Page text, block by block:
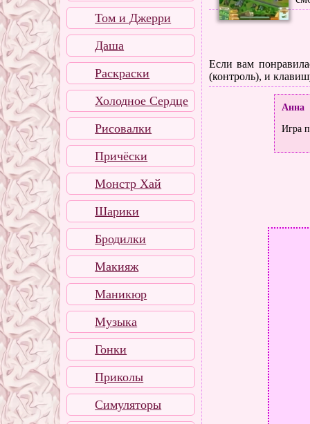
Том и Джерри
Даша
Раскраски
Холодное Сердце
Рисовалки
Причёски
Монстр Хай
Шарики
Бродилки
Макияж
Маникюр
Музыка
Гонки
Приколы
Симуляторы
Если вам
(контроль), и
Анна
Игра